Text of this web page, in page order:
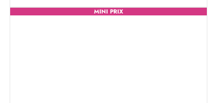
MINI PRIX